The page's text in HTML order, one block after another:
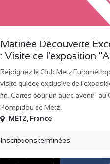
Matinée Découverte
: Visite de l'exposition
Rejoignez le Club Metz
visite guidée exclusive de
fin. Cartes pour un autre avenir" au
Pompidou de Metz.
METZ France
Inscriptions terminées